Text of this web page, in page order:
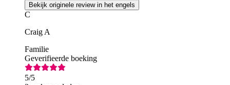
Bekijk originele review in het engels
C
Craig A
Familie
Geverifieerde boeking
5/5